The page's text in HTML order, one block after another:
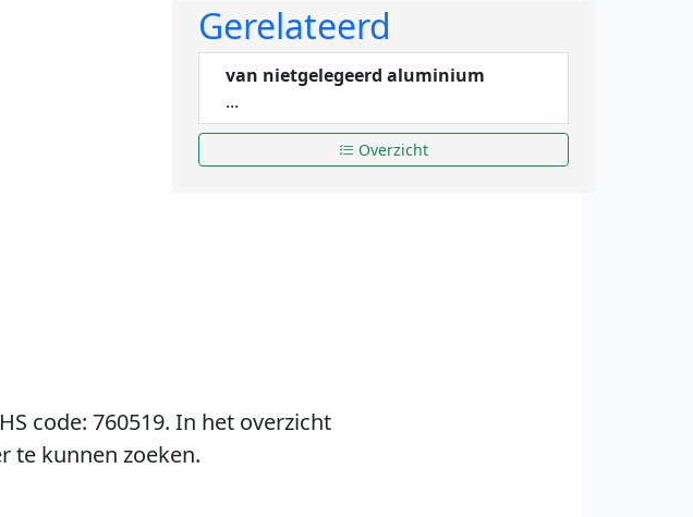
Gerelateerd
van nietgelegeerd aluminium
...
Overzicht
code: 760519. In het overzicht
te kunnen zoeken.